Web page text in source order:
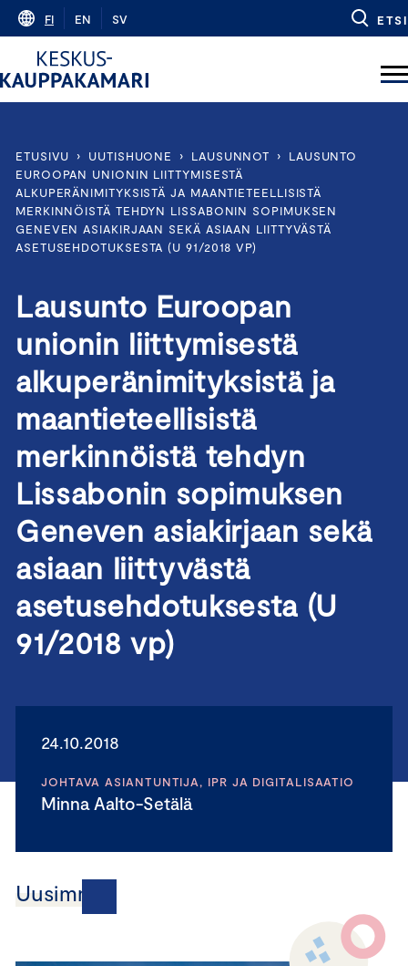
Skip
content
FI EN SV ETSI
ETUSIVU › UUTISHUONE › LAUSUNNOT ›
LAUSUNTO
EUROOPAN UNIONIN LIITTYMISESTÄ
ALKUPERÄNIMITYKSISTÄ JA MAANTIETEELLISISTÄ
MERKINNÖISTÄ TEHDYN LISSABONIN SOPIMUKSEN
GENEVEN ASIAKIRJAAN SEKÄ ASIAAN LIITTYVÄSTÄ
ASETUSEHDOTUKSESTA (U 91/2018 VP)
Lausunto Euroopan
unionin liittymisestä
alkuperänimityksistä ja
maantieteellisistä
merkinnöistä tehdyn
Lissabonin sopimuksen
Geneven asiakirjaan sekä
asiaan liittyvästä
asetusehdotuksesta (U
91/2018 vp)
24.10.2018
JOHTAVA ASIANTUNTIJA, IPR JA DIGITALISAATIO
Minna Aalto-Setälä
Uusimmat